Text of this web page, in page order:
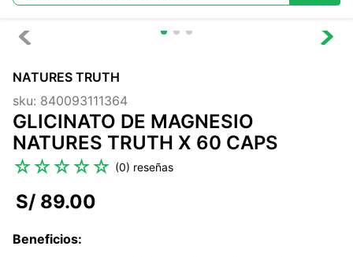
TÉRMINOS MÁS BUSCADOS
2.
citrato magnesio
3.
colageno
4.
lab nutrition
5 .
kefir
8.
melena leon
NATURES TRUTH
sku: 840093111364
GLICINATO DE MAGNESIO
NATURES TRUTH X 60 CAPS
☆☆☆☆☆ (0)
S/ 89.00
Beneficios: